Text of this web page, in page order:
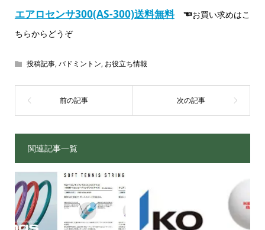
エアロセンサ300(AS-300)送料無料 ☜お買い求めはこ
ちらからどうぞ
投稿記事,バドミントン, お役立ち情報
関連記事一覧